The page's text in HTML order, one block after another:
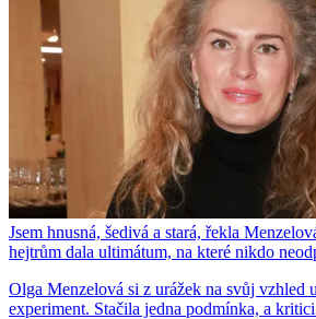
Jsem hnusná, šedivá a stará, řekla
hejtrům dala ultimátum, na které nikdo
Olga Menzelová si z urážek na svůj vzhled
experiment. Stačila jedna podmínka, a